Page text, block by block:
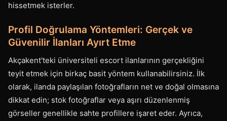
hissetmek isterler.
Profil Doğrulama Yöntemleri: Gerçek ve
Güvenilir İlanları Ayırt Etme
Akçakent'teki üniversiteli escort ilanlarının gerçekliğini
teyit etmek için birkaç basit yöntem kullanabilirsiniz. İlk
olarak, ilanda paylaşılan fotoğrafların net ve doğal olmasına
dikkat edin; stok fotoğraflar veya aşırı düzenlenmiş
görseller genellikle sahte profillere işaret eder. Ayrıca,